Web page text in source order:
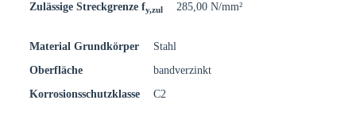
Zulässige Streckgrenze fy,zul 285,00 N/mm²
Material Grundkörper
Stahl
Oberfläche
bandverzinkt
Korrosionsschutzklasse
C2